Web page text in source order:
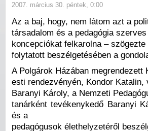
2007. március 30. péntek, 0:00
Az a baj, hogy, nem látom azt a
társadalom és a pedagógia
koncepciókat felkarolna –
folytatott beszélgetésében a
A Polgárok Házában megrendezett
esti rendezvényén, Kondor
Baranyi Károly, a Nemzeti
tanárként tevékenykedő Baranyi
és a
pedagógusok élethelyzetéről